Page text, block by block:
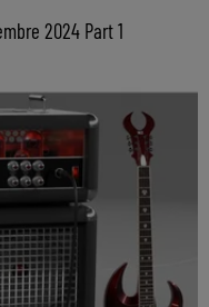
2024 Part 1